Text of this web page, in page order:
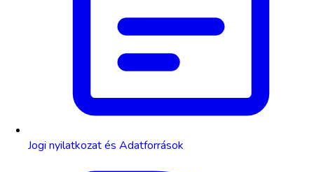
Jogi nyilatkozat és Adatforrások